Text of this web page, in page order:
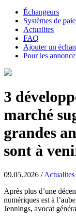
Échangeurs
Systèmes de
Actualites
FAQ
Ajouter un
Pour les
3
marché
grandes
sont à
09.05.2026 /Actualites
Après plus d’une
numériques est à
Jennings, avocat